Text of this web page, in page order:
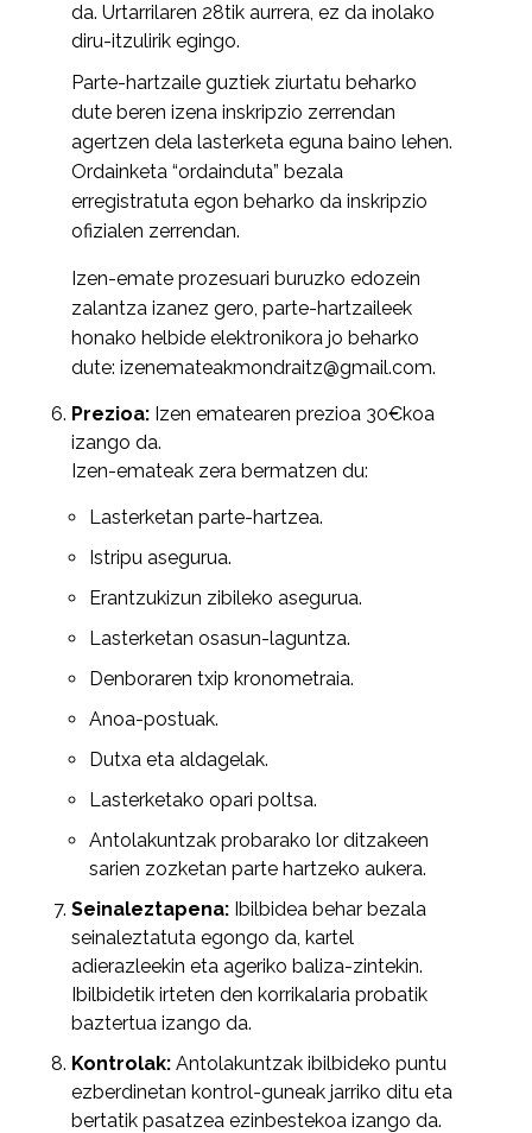
da. Urtarrilaren 28tik aurrera, ez da inolako
diru-itzulirik egingo.
Parte-hartzaile guztiek ziurtatu beharko
dute beren izena inskripzio zerrendan
agertzen dela lasterketa eguna baino lehen.
Ordainketa “ordainduta” bezala
erregistratuta egon beharko da inskripzio
ofizialen zerrendan.
Izen-emate prozesuari buruzko edozein
zalantza izanez gero, parte-hartzaileek
honako helbide elektronikora jo beharko
dute: izenemateakmondraitz@gmail.com.
Prezioa: Izen ematearen prezioa 30€koa
izango da.
Izen-emateak zera bermatzen du:
Lasterketan parte-hartzea.
Istripu asegurua.
Erantzukizun zibileko asegurua.
Lasterketan osasun-laguntza.
Denboraren txip kronometraia.
Anoa-postuak.
Dutxa eta aldagelak.
Lasterketako opari poltsa.
Antolakuntzak probarako lor ditzakeen
sarien zozketan parte hartzeko aukera.
Seinaleztapena: Ibilbidea behar bezala
seinaleztatuta egongo da, kartel
adierazleekin eta ageriko baliza-zintekin.
Ibilbidetik irteten den korrikalaria probatik
baztertua izango da.
Kontrolak: Antolakuntzak ibilbideko puntu
ezberdinetan kontrol-guneak jarriko ditu eta
bertatik pasatzea ezinbestekoa izango da.